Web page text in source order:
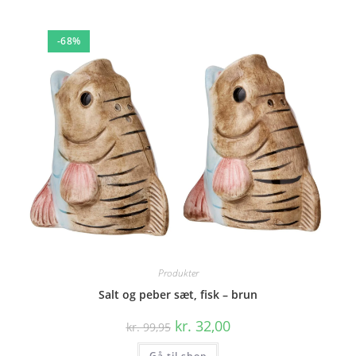
-68%
Produkter
Salt og peber sæt, fisk – brun
kr.99,95 Den
oprindelige
pris
kr. 32,00Den
aktuelle